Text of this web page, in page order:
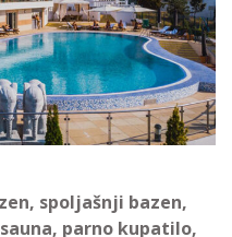
spoljašnji bazen,
parno kupatilo,